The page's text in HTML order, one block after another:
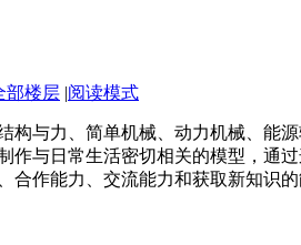
部楼层 |阅读模式
构与力、简单机械、动力机械、能
作与日常生活密切相关的模型，通
作能力、交流能力和获取新知识的